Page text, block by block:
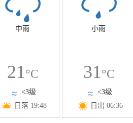
中雨
21°C
<3级
日落 19:48
小雨
31°C
<3级
日出 06:36